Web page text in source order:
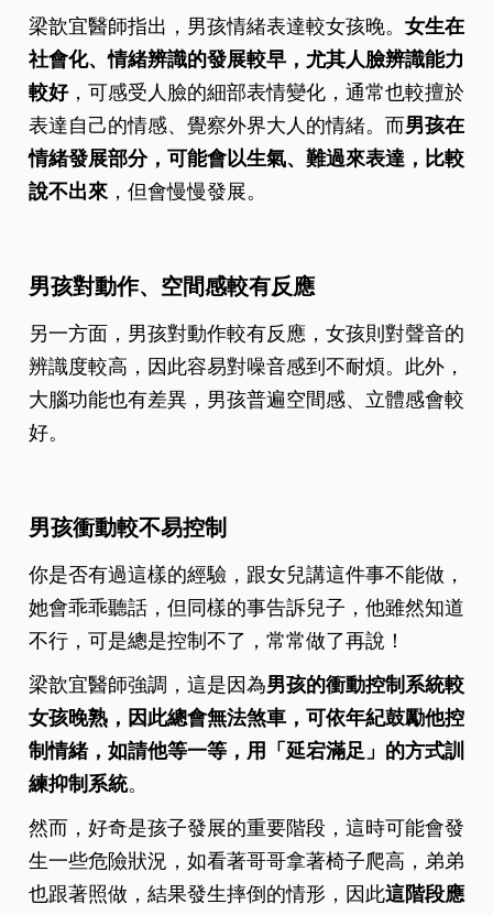
梁歆宜醫師指出，男孩情緒表達較女孩晚。女生在
社會化、情緒辨識的發展較早，尤其人臉辨識能力
較好，可感受人臉的細部表情變化，通常也較擅於
表達自己的情感、覺察外界大人的情緒。而男孩在
情緒發展部分，可能會以生氣、難過來表達，比較
說不出來，但會慢慢發展。
男孩對動作、空間感較有反應
另一方面，男孩對動作較有反應，女孩則對聲音的
辨識度較高，因此容易對噪音感到不耐煩。此外，
大腦功能也有差異，男孩普遍空間感、立體感會較
好。
男孩衝動較不易控制
你是否有過這樣的經驗，跟女兒講這件事不能做，
她會乖乖聽話，但同樣的事告訴兒子，他雖然知道
不行，可是總是控制不了，常常做了再說！
梁歆宜醫師強調，這是因為男孩的衝動控制系統較
女孩晚熟，因此總會無法煞車，可依年紀鼓勵他控
制情緒，如請他等一等，用「延宕滿足」的方式訓
練抑制系統。
然而，好奇是孩子發展的重要階段，這時可能會發
生一些危險狀況，如看著哥哥拿著椅子爬高，弟弟
也跟著照做，結果發生摔倒的情形，因此這階段應